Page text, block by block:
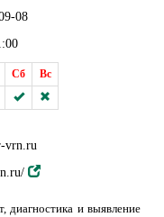
08
Сб Вс
vrn.ru
диагностика и выявление